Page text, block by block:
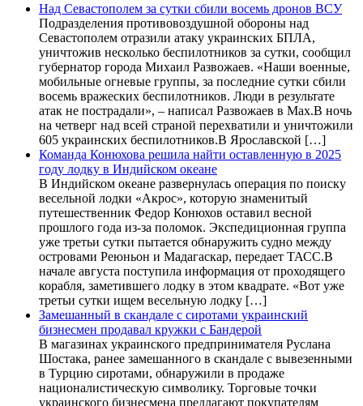
Над Севастополем за сутки сбили восемь дронов ВСУ
Подразделения противовоздушной обороны над
Севастополем отразили атаку украинских БПЛА,
уничтожив несколько беспилотников за сутки, сообщил
губернатор города Михаил Развожаев. «Наши военные,
мобильные огневые группы, за последние сутки сбили
восемь вражеских беспилотников. Люди в результате
атак не пострадали», – написал Развожаев в Max.В ночь
на четверг над всей страной перехватили и уничтожили
605 украинских беспилотников.В Ярославской […]
Команда Конюхова решила найти оставленную в 2025
году лодку в Индийском океане
В Индийском океане развернулась операция по поиску
весельной лодки «Акрос», которую знаменитый
путешественник Федор Конюхов оставил весной
прошлого года из-за поломок. Экспедиционная группа
уже третьи сутки пытается обнаружить судно между
островами Реюньон и Мадагаскар, передает ТАСС.В
начале августа поступила информация от проходящего
корабля, заметившего лодку в этом квадрате. «Вот уже
третьи сутки ищем весельную лодку […]
Замешанный в скандале с сиротами украинский
бизнесмен продавал кружки с Бандерой
В магазинах украинского предпринимателя Руслана
Шостака, ранее замешанного в скандале с вывезенными
в Турцию сиротами, обнаружили в продаже
националистическую символику. Торговые точки
украинского бизнесмена предлагают покупателям